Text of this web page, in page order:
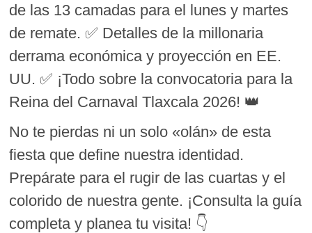
de las 13 camadas para el lunes y martes
de remate. ✅ Detalles de la millonaria
derrama económica y proyección en EE.
UU. ✅ ¡Todo sobre la convocatoria para la
Reina del Carnaval Tlaxcala 2026! 👑
No te pierdas ni un solo «olán» de esta
fiesta que define nuestra identidad.
Prepárate para el rugir de las cuartas y el
colorido de nuestra gente. ¡Consulta la guía
completa y planea tu visita! 👇